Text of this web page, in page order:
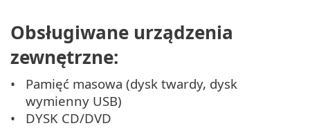
Obsługiwane urządzenia
zewnętrzne:
Pamięć masowa (dysk twardy, dysk
wymienny USB)
DYSK CD/DVD